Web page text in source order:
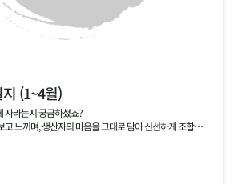
(1~4월)
자라는지 궁금하셨죠?
고 느끼며, 생산자의 마음을 그대로 담아 신선하게 조합원